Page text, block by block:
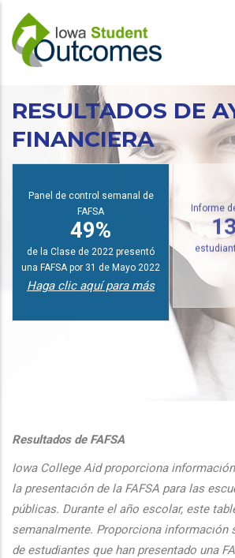
Pasar
contenido
principal
RESULTADOS DE
FINANCIERA
Panel de control semanal de
FAFSA
49%
de la Clase de 2022 presentó
una FAFSA por 31 de Mayo 2022
Haga clic aquí para más
Informe
Resultados de FAFSA
Iowa College Aid proporciona informaci
la presentación de la FAFSA para las
públicas. Durante el año escolar, este
semanalmente. Proporciona información
de estudiantes que han presentado una